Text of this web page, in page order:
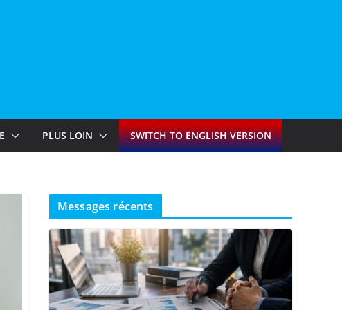
PLUS LOIN SWITCH TO ENGLISH VERSION
Messages récents